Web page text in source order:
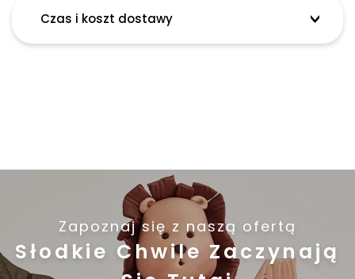
Czas i koszt dostawy
Zapoznaj się z naszą ofertą
Słodkie Chwile Zaczynają